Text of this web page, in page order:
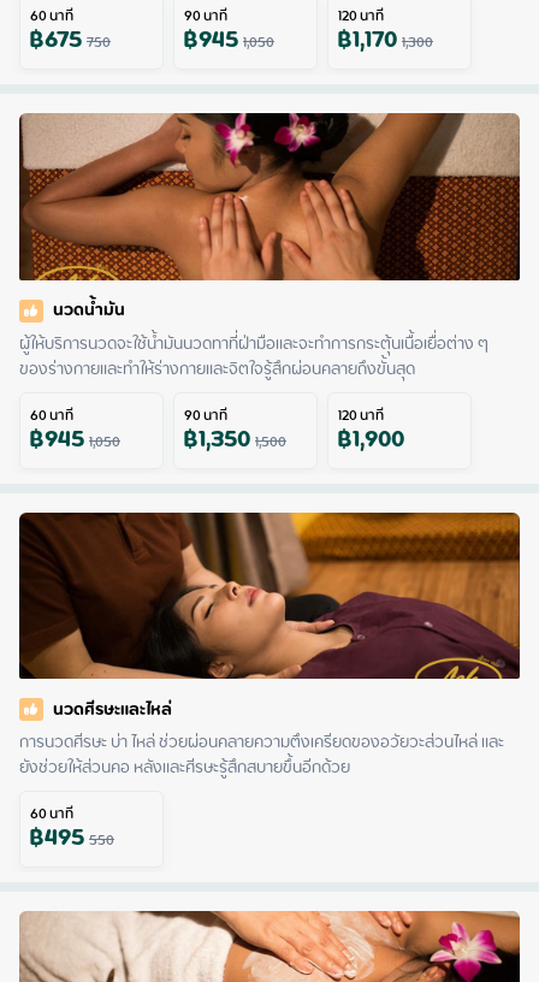
60นาที
฿675750
90นาที
฿9451,050
120นาที
฿1,1701,300
นวดน้ำมัน
ผู้ให้บริการนวดจะใช้น้ำมันนวดทาที่ฝ่ามือและจะทำการกระตุ้นเนื้อเยื่อต่าง ๆ
ของร่างกายและทำให้ร่างกายและจิตใจรู้สึกผ่อนคลายถึงขั้นสุด
60นาที
฿9451,050
90นาที
฿1,3501,500
120นาที
฿1,900
นวดศีรษะและไหล่
การนวดศีรษะ บ่า ไหล่ ช่วยผ่อนคลายความตึงเครียดของอวัยวะส่วนไหล่ และ
ยังช่วยให้ส่วนคอ หลังและศีรษะรู้สึกสบายขึ้นอีกด้วย
60นาที
฿495550